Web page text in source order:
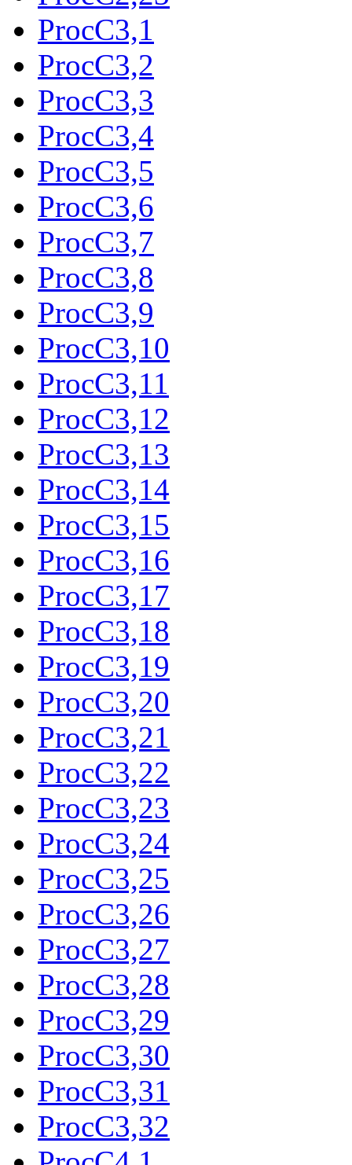
ProcC3,1
ProcC3,2
ProcC3,3
ProcC3,4
ProcC3,5
ProcC3,6
ProcC3,7
ProcC3,8
ProcC3,9
ProcC3,10
ProcC3,11
ProcC3,12
ProcC3,13
ProcC3,14
ProcC3,15
ProcC3,16
ProcC3,17
ProcC3,18
ProcC3,19
ProcC3,20
ProcC3,21
ProcC3,22
ProcC3,23
ProcC3,24
ProcC3,25
ProcC3,26
ProcC3,27
ProcC3,28
ProcC3,29
ProcC3,30
ProcC3,31
ProcC3,32